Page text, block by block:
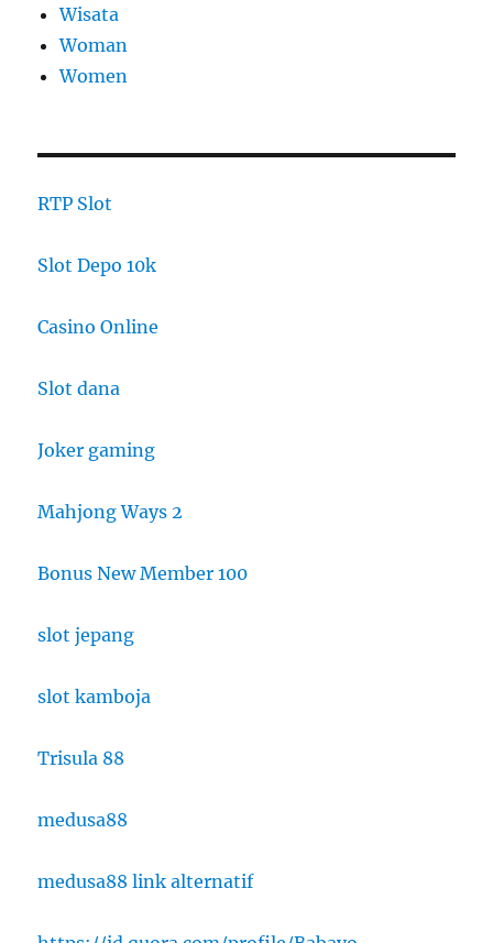
Wisata
Woman
Women
RTP Slot
Slot Depo 10k
Casino Online
Slot dana
Joker gaming
Mahjong Ways 2
Bonus New Member 100
slot jepang
slot kamboja
Trisula 88
medusa88
medusa88 link alternatif